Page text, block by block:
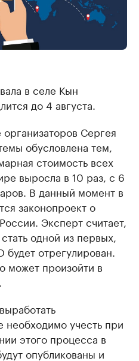
в селе Кын
до 4 августа.
Сергея
обусловлена тем,
стоимость всех
выросла в 10 раз, с 6
В данный момент в
законопроект о
Эксперт считает,
одной из первых,
отрегулирован.
может произойти в
учесть при
этого процесса в
опубликованы и